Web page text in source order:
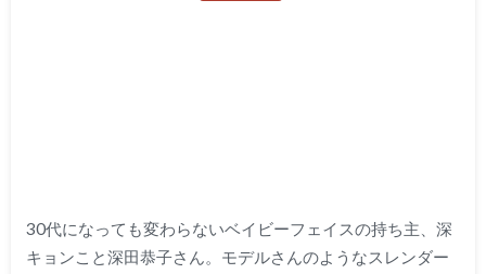
30代になっても変わらないベイビーフェイスの持ち主、深
キョンこと深田恭子さん。モデルさんのようなスレンダー